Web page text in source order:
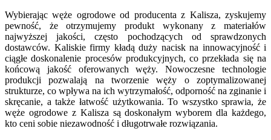
Wybierając węże ogrodowe od producenta z Kalisza, zyskujemy
pewność, że otrzymujemy produkt wykonany z materiałów
najwyższej jakości, często pochodzących od sprawdzonych
dostawców. Kaliskie firmy kładą duży nacisk na innowacyjność i
ciągłe doskonalenie procesów produkcyjnych, co przekłada się na
końcową jakość oferowanych węży. Nowoczesne technologie
produkcji pozwalają na tworzenie węży o zoptymalizowanej
strukturze, co wpływa na ich wytrzymałość, odporność na zginanie i
skręcanie, a także łatwość użytkowania. To wszystko sprawia, że
węże ogrodowe z Kalisza są doskonałym wyborem dla każdego,
kto ceni sobie niezawodność i długotrwałe rozwiązania.